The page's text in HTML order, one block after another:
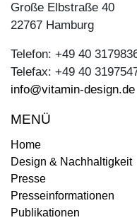
Große Elbstraße 40
22767 Hamburg
Telefon: +49 40
Telefax: +49 40
info@vitamin-design.de
MENÜ
Home
Design & Nachhaltigkeit
Presse
Presseinformationen
Publikationen